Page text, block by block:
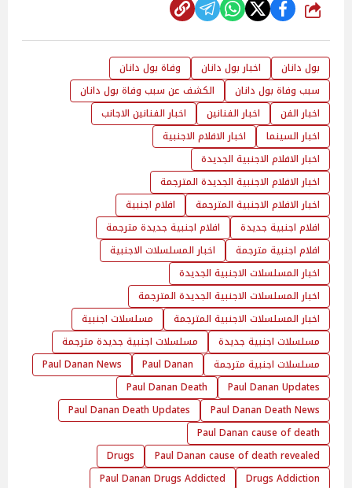
شارك
بول دانان اخبار بول دانان
وفاة بول دانان
سبب وفاة بول دانان
الكشف عن سبب وفاة بول دانان
اخبار الفن
اخبار الفنانين
اخبار الفنانين الاجانب
اخبار السينما
اخبار الافلام الاجنبية
اخبار الافلام الاجنبية الجديدة
اخبار الافلام الاجنبية الجديدة المترجمة
اخبار الافلام الاجنبية المترجمة
افلام اجنبية
افلام اجنبية جديدة
افلام اجنبية جديدة مترجمة
افلام اجنبية مترجمة
اخبار المسلسلات الاجنبية
اخبار المسلسلات الاجنبية الجديدة
اخبار المسلسلات الاجنبية الجديدة المترجمة
اخبار المسلسلات الاجنبية المترجمة
مسلسلات اجنبية
مسلسلات اجنبية جديدة
مسلسلات اجنبية جديدة مترجمة
مسلسلات اجنبية مترجمة
Paul Danan
Paul Danan News
Paul Danan Updates
Paul Danan Death
Paul Danan Death News
Paul Danan Death Updates
Paul Danan cause of death
Paul Danan cause of death revealed
Drugs
Drugs Addiction
Paul Danan Drugs Addicted